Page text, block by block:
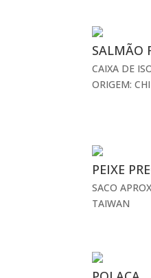
SALMÃO
CAIXA DE
ORIGEM:
PEIXE
SACO
TAIWAN